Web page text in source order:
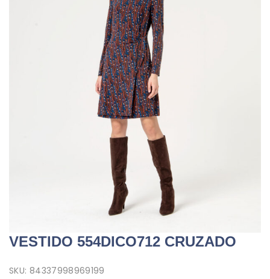
VESTIDO 554DICO712 CRUZADO
SKU: 84337998969199